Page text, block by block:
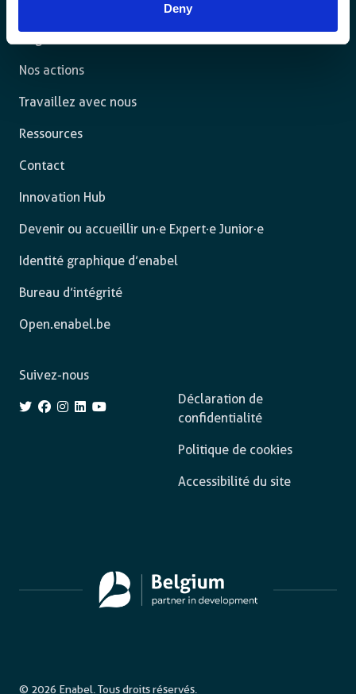
Deny
Nos actions
Travaillez avec nous
Ressources
Contact
Innovation Hub
Devenir ou accueillir un·e Expert·e Junior·e
Identité graphique d’enabel
Bureau d’intégrité
Open.enabel.be
Déclaration de
confidentialité
Politique de cookies
Accessibilité du site
Suivez-nous
© 2026 Enabel. Tous droits réservés.